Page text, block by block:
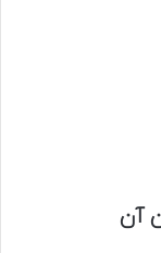
آن